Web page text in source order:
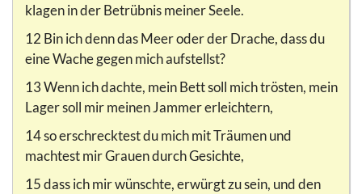
klagen in der Betrübnis meiner Seele.
12 Bin ich denn das Meer oder der Drache, dass du
eine Wache gegen mich aufstellst?
13 Wenn ich dachte, mein Bett soll mich trösten, mein
Lager soll mir meinen Jammer erleichtern,
14 so erschrecktest du mich mit Träumen und
machtest mir Grauen durch Gesichte,
15 dass ich mir wünschte, erwürgt zu sein, und den